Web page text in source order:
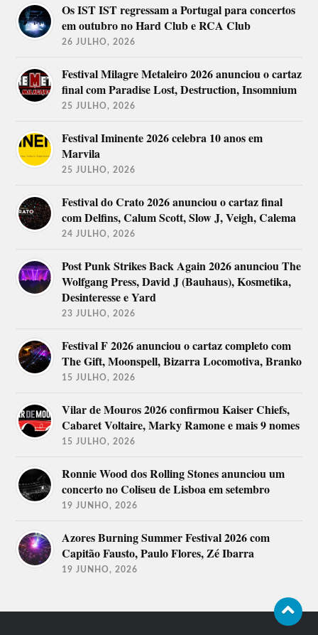
Os IST IST regressam a Portugal para concertos
em outubro no Hard Club e RCA Club
26 JULHO, 2026
Festival Milagre Metaleiro 2026 anunciou o cartaz
final com Paradise Lost, Destruction, Insomnium
25 JULHO, 2026
Festival Iminente 2026 celebra 10 anos em
Marvila
25 JULHO, 2026
Festival do Crato 2026 anunciou o cartaz final
com Delfins, Calum Scott, Slow J, Veigh, Calema
24 JULHO, 2026
Post Punk Strikes Back Again 2026 anunciou The
Wolfgang Press, David J (Bauhaus), Kosmetika,
Desinteresse e Yard
23 JULHO, 2026
Festival F 2026 anunciou o cartaz completo com
The Gift, Moonspell, Bizarra Locomotiva, Branko
15 JULHO, 2026
Vilar de Mouros 2026 confirmou Kaiser Chiefs,
Cabaret Voltaire, Marky Ramone e mais 9 nomes
15 JULHO, 2026
Ronnie Wood dos Rolling Stones anunciou um
concerto no Coliseu de Lisboa em setembro
19 JUNHO, 2026
Azores Burning Summer Festival 2026 com
Capitão Fausto, Paulo Flores, Zé Ibarra
19 JUNHO, 2026